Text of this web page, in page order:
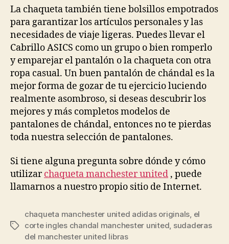
La chaqueta también tiene bolsillos empotrados
para garantizar los artículos personales y las
necesidades de viaje ligeras. Puedes llevar el
Cabrillo ASICS como un grupo o bien romperlo
y emparejar el pantalón o la chaqueta con otra
ropa casual. Un buen pantalón de chándal es la
mejor forma de gozar de tu ejercicio luciendo
realmente asombroso, si deseas descubrir los
mejores y más completos modelos de
pantalones de chándal, entonces no te pierdas
toda nuestra selección de pantalones.
Si tiene alguna pregunta sobre dónde y cómo
utilizarchaqueta manchester united , puede
llamarnos a nuestro propio sitio de Internet.
Etiquetas
chaqueta manchester united adidas originals, el
corte ingles chandal manchester united, sudaderas
del manchester united libras